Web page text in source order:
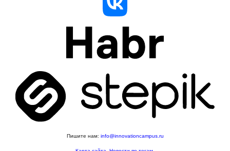
Пишите нам: info@innovationcampus.ru